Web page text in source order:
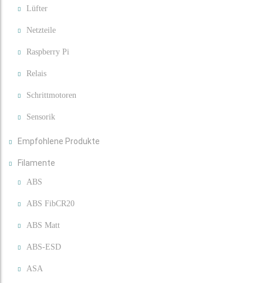
Lüfter
Netzteile
Raspberry Pi
Relais
Schrittmotoren
Sensorik
Empfohlene Produkte
Filamente
ABS
ABS FibCR20
ABS Matt
ABS-ESD
ASA